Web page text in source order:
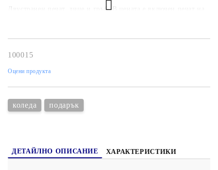
Двустранен печат, лице и гръб. В цената е включен печат на
100015
Оцени продукта
коледа подарък
ДЕТАЙЛНО ОПИСАНИЕ ХАРАКТЕРИСТИКИ